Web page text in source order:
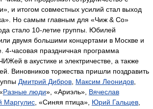
и итогом совместных усилий стал выход
Но самым главным для «Чиж & Со»
стало 10-летие группы. Юбилей
двумя большими концертами в Москве и
4-часовая праздничная программа
в акустике и электричестве, а также
Виновников торжества пришли поздравить
Дмитрий Дибров Максим Леонидов
Разные люди», «Ариэль», Вячеслав
Маргулис , «Синяя птица», Юрий Гальцев